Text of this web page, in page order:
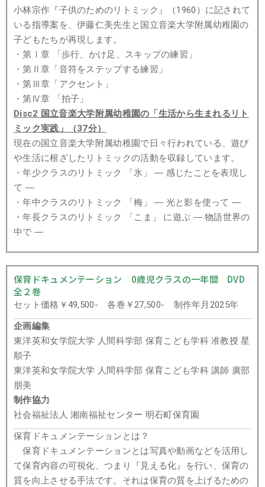
小林宗作『子供のためのリトミック』（1960）に記されて
いる指導案を、伊藤仁美先生と国⽴⾳楽⼤学附属幼稚園の
子どもたちが再現します。
・第Ⅰ章 「歩行、かけ足、スキップの練習」
・第Ⅱ章「音符をステップする練習」
・第Ⅲ章「アクセント」
・第Ⅳ章 「拍子」
Disc2 国立音楽大学附属幼稚園の「生活から生まれるリト
ミック実践」（37分）
現在の国⽴⾳楽⼤学附属幼稚園で日々行われている、遊び
や生活に根ざしたリトミックの活動を収録しています。
・年少クラスのリトミック 「氷」 ― 感じたことを表現し
て ―
・年中クラスのリトミック 「梅」 ― 光と影を使って ―
・年長クラスのリトミック 「こま」 に遊ぶ ― 物語世界の
中で ―
保育ドキュメンテーション 0歳児クラスの一年間 DVD
全２巻
セット価格￥49,500- 各巻￥27,500- 制作年月2025年
企画編集
東洋英和女学院大学 人間科学部 保育こども学科 准教授 星
順子
東洋英和女学院大学 人間科学部 保育こども学科 講師 廣部
朋美
制作協力
社会福祉法人 湘南福祉センター 明石町保育園
保育ドキュメンテーションとは？
保育ドキュメンテーションとは写真や動画などを活用し
て保育内容の可視化、つまり『見える化』を行い、保育の
質を向上させる手法です。それは保育の質を上げるための